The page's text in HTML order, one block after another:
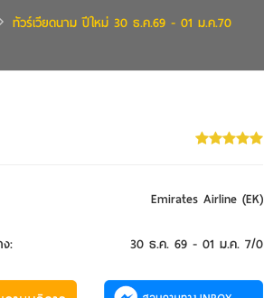
ทัวร์เวียดนาม ปีใหม่ 30 ธ.ค.69 - 01 ม.ค.70
Emirates Airline (EK)
: 30 ธ.ค. 69 - 01 ม.ค. 7/0